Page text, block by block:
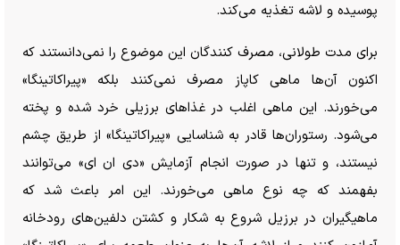
پوسیده و لاشه تغذیه می‌کند.
برای مدت طولانی، مصرف کنندگان این موضوع را نمی‌دانستند که
اکنون آن‌ها ماهی کاپاز مصرف نمی‌کنند بلکه «پیراکاتینگا»
می‌خورند. این ماهی اغلب در غذا‌های برزیلی خرد شده و پخته
می‌شود. رستوران‌ها قادر به شناسایی «پیراکاتینگا» از طریق چشم
نیستند، و تنها در صورت انجام آزمایش «دی ان ای» می‌توانند
بفهمند که چه نوع ماهی می‌خورند. این امر باعث شد که
ماهیگیران در برزیل شروع به شکار و کشتن دلفین‌های رودخانه